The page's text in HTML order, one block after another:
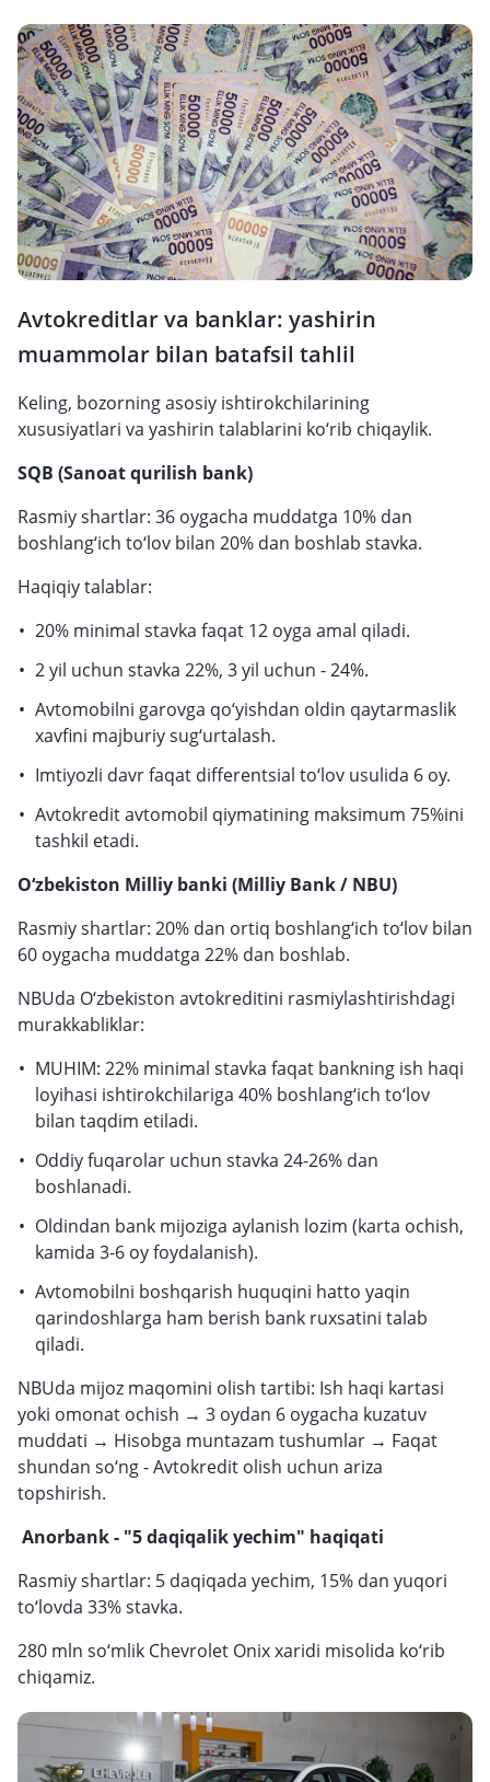
Avtokreditlar va banklar: yashirin
muammolar bilan batafsil tahlil
Keling, bozorning asosiy ishtirokchilarining
xususiyatlari va yashirin talablarini ko‘rib chiqaylik.
SQB (Sanoat qurilish bank)
Rasmiy shartlar: 36 oygacha muddatga 10% dan
boshlang‘ich to‘lov bilan 20% dan boshlab stavka.
Haqiqiy talablar:
20% minimal stavka faqat 12 oyga amal qiladi.
2 yil uchun stavka 22%, 3 yil uchun - 24%.
Avtomobilni garovga qo‘yishdan oldin qaytarmaslik
xavfini majburiy sug‘urtalash.
Imtiyozli davr faqat differentsial to‘lov usulida 6 oy.
Avtokredit avtomobil qiymatining maksimum 75%ini
tashkil etadi.
O‘zbekiston Milliy banki (Milliy Bank / NBU)
Rasmiy shartlar: 20% dan ortiq boshlang‘ich to‘lov bilan
60 oygacha muddatga 22% dan boshlab.
NBUda O‘zbekiston avtokreditini rasmiylashtirishdagi
murakkabliklar:
MUHIM: 22% minimal stavka faqat bankning ish haqi
loyihasi ishtirokchilariga 40% boshlang‘ich to‘lov
bilan taqdim etiladi.
Oddiy fuqarolar uchun stavka 24-26% dan
boshlanadi.
Oldindan bank mijoziga aylanish lozim (karta ochish,
kamida 3-6 oy foydalanish).
Avtomobilni boshqarish huquqini hatto yaqin
qarindoshlarga ham berish bank ruxsatini talab
qiladi.
NBUda mijoz maqomini olish tartibi: Ish haqi kartasi
yoki omonat ochish → 3 oydan 6 oygacha kuzatuv
muddati → Hisobga muntazam tushumlar → Faqat
shundan so‘ng - Avtokredit olish uchun ariza
topshirish.
Anorbank - "5 daqiqalik yechim" haqiqati
Rasmiy shartlar: 5 daqiqada yechim, 15% dan yuqori
to‘lovda 33% stavka.
280 mln so‘mlik Chevrolet Onix xaridi misolida ko‘rib
chiqamiz.